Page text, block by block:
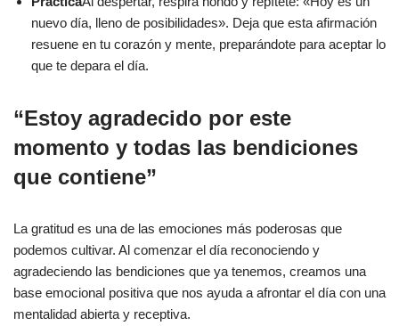
nuevo día, lleno de posibilidades». Deja que esta afirmación
resuene en tu corazón y mente, preparándote para aceptar lo
que te depara el día.
“Estoy agradecido por este
momento y todas las bendiciones
que contiene”
La gratitud es una de las emociones más poderosas que
podemos cultivar. Al comenzar el día reconociendo y
agradeciendo las bendiciones que ya tenemos, creamos una
base emocional positiva que nos ayuda a afrontar el día con una
mentalidad abierta y receptiva.